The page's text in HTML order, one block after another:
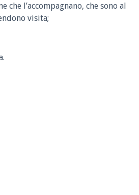
che l’accompagnano, che sono al
visita;